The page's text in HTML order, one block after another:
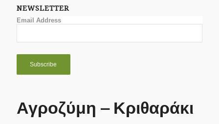
NEWSLETTER
Email Address
Αγροζύμη – Κριθαράκι